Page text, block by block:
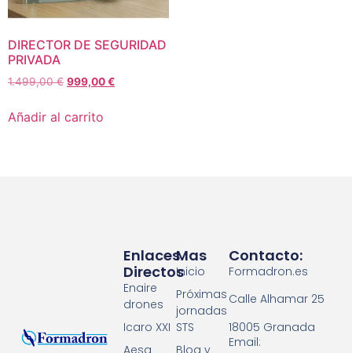
DIRECTOR DE SEGURIDAD
PRIVADA
1.499,00€ 999,00€
Añadir al carrito
Mas
Inicio
Próximas
jornadas
STS
Blog y
Enlaces
Directos
Enaire
drones
Icaro XXI
Aesa
Contacto:
Formadron.es
Calle Alhamar 25
18005 Granada
Email: